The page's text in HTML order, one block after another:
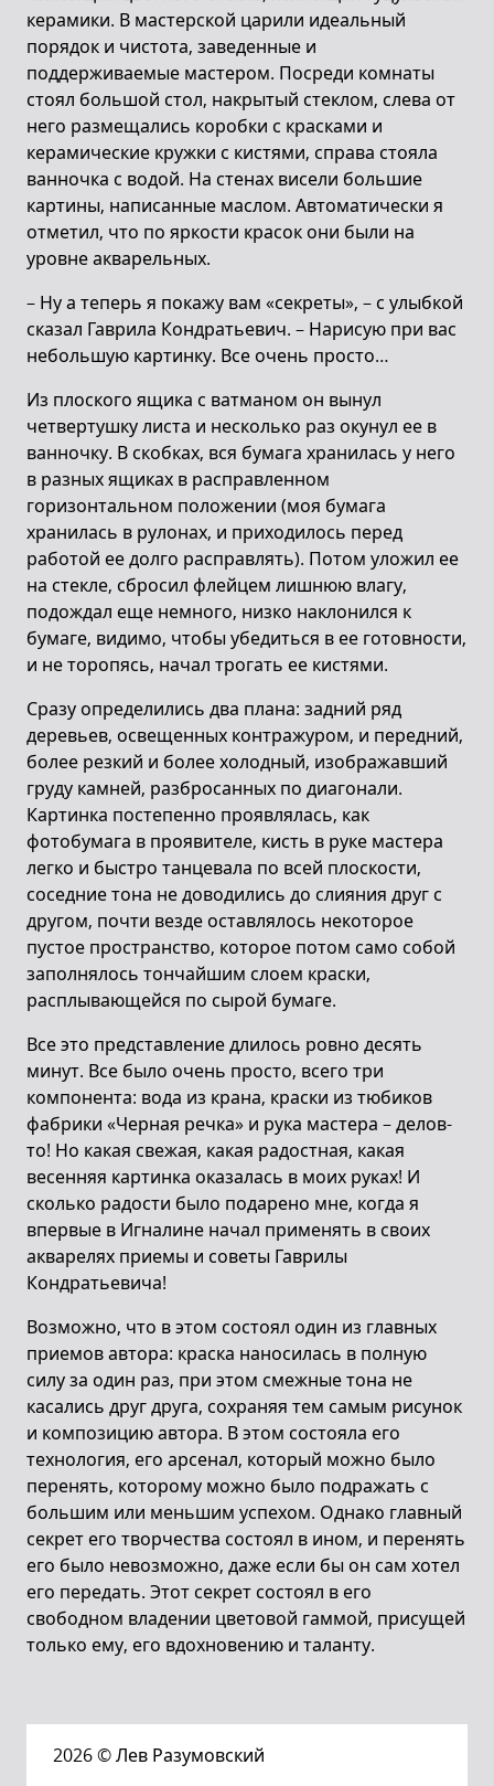
керамики. В мастерской царили идеальный
порядок и чистота, заведенные и
поддерживаемые мастером. Посреди комнаты
стоял большой стол, накрытый стеклом, слева от
него размещались коробки с красками и
керамические кружки с кистями, справа стояла
ванночка с водой. На стенах висели большие
картины, написанные маслом. Автоматически я
отметил, что по яркости красок они были на
уровне акварельных.
– Ну а теперь я покажу вам «секреты», – с улыбкой
сказал Гаврила Кондратьевич. – Нарисую при вас
небольшую картинку. Все очень просто…
Из плоского ящика с ватманом он вынул
четвертушку листа и несколько раз окунул ее в
ванночку. В скобках, вся бумага хранилась у него
в разных ящиках в расправленном
горизонтальном положении (моя бумага
хранилась в рулонах, и приходилось перед
работой ее долго расправлять). Потом уложил ее
на стекле, сбросил флейцем лишнюю влагу,
подождал еще немного, низко наклонился к
бумаге, видимо, чтобы убедиться в ее готовности,
и не торопясь, начал трогать ее кистями.
Сразу определились два плана: задний ряд
деревьев, освещенных контражуром, и передний,
более резкий и более холодный, изображавший
груду камней, разбросанных по диагонали.
Картинка постепенно проявлялась, как
фотобумага в проявителе, кисть в руке мастера
легко и быстро танцевала по всей плоскости,
соседние тона не доводились до слияния друг с
другом, почти везде оставлялось некоторое
пустое пространство, которое потом само собой
заполнялось тончайшим слоем краски,
расплывающейся по сырой бумаге.
Все это представление длилось ровно десять
минут. Все было очень просто, всего три
компонента: вода из крана, краски из тюбиков
фабрики «Черная речка» и рука мастера – делов-
то! Но какая свежая, какая радостная, какая
весенняя картинка оказалась в моих руках! И
сколько радости было подарено мне, когда я
впервые в Игналине начал применять в своих
акварелях приемы и советы Гаврилы
Кондратьевича!
Возможно, что в этом состоял один из главных
приемов автора: краска наносилась в полную
силу за один раз, при этом смежные тона не
касались друг друга, сохраняя тем самым рисунок
и композицию автора. В этом состояла его
технология, его арсенал, который можно было
перенять, которому можно было подражать с
большим или меньшим успехом. Однако главный
секрет его творчества состоял в ином, и перенять
его было невозможно, даже если бы он сам хотел
его передать. Этот секрет состоял в его
свободном владении цветовой гаммой, присущей
только ему, его вдохновению и таланту.
2026© Лев Разумовский